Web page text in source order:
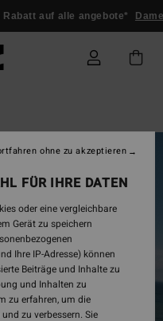
auf alle angebote* Damen
FÜR IHRE DATEN
oder eine vergleichbare
Gerät zu speichern
Ihre IP-Adresse) können
Beiträge und Inhalte zu
und Inhalten zu
zu erfahren, um die
zu verbessern. Sie
ohne zu akzeptieren